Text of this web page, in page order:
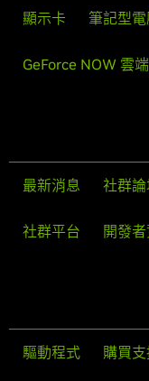
顯示卡 筆記型電
GeForce NOW 雲
最新消息 社群論
社群平台 開發
驅動程式 購買